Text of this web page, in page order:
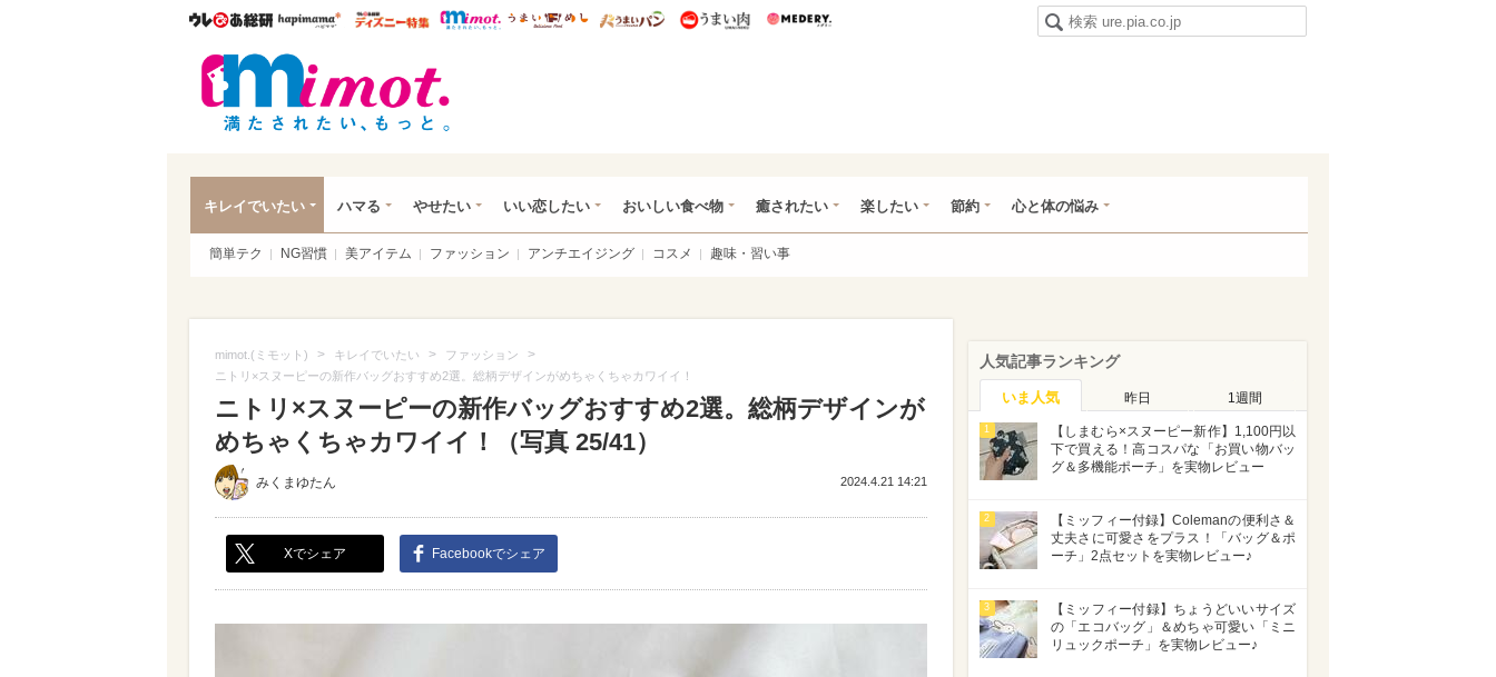
ウレぴあ総研ハピママ* ウレぴあ総研 ディズニー特集
mimot. うまいめし うまいパン うまい肉
キレイでいたい ハマる やせたい いい恋したい おいしい食べ物 癒されたい 楽したい 節約 心と体の悩み
簡単テク NG習慣 美アイテム ファッション アンチエイジング コスメ 趣味・習い事
mimot.(ミモット) > キレイでいたい > ファッション >
ニトリ×スヌーピーの新作バッグおすすめ2選。総柄デザインがめちゃくちゃカワイイ！
ニトリ×スヌーピーの新作バッグおすすめ2選。総柄デザインが
めちゃくちゃカワイイ！（写真 25/41）
みくまゆたん 2024.4.21 14:21
Xでシェア Facebookでシェア
人気記事ランキング
いま人気 昨日 1週間
1
【しまむら×スヌーピー新作】1,100円以
下で買える！高コスパな「お買い物バッ
グ＆多機能ポーチ」を実物レビュー
2
【ミッフィー付録】Colemanの便利さ＆
丈夫さに可愛さをプラス！「バッグ＆ポ
ーチ」2点セットを実物レビュー♪
3
【ミッフィー付録】ちょうどいいサイズ
の「エコバッグ」＆めちゃ可愛い「ミニ
リュックポーチ」を実物レビュー♪